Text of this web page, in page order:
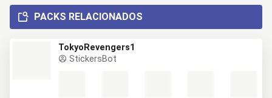
PACKS RELACIONADOS
TokyoRevengers1
StickersBot